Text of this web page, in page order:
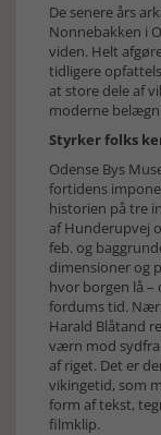
De senere års
Nonnebakken i
viden. Helt
tidligere
at store dele af
moderne
Styrker folks
Odense Bys
fortidens
historien på tre
af Hunderupvej
feb. og
dimensioner og
hvor borgen lå –
fordums tid.
Harald Blåtand
værn mod sydfra
af riget. Det er
vikingetid, som
form af tekst,
filmklip.